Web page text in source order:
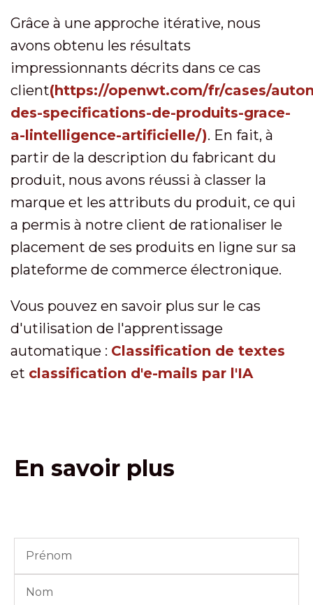
Grâce à une approche itérative, nous
avons obtenu les résultats
impressionnants décrits dans ce cas
client(https://openwt.com/fr/cases/
des-specifications-de-produits-grace-
a-lintelligence-artificielle/). En fait, à
partir de la description du fabricant du
produit, nous avons réussi à classer la
marque et les attributs du produit, ce qui
a permis à notre client de rationaliser le
placement de ses produits en ligne sur sa
plateforme de commerce électronique.
Vous pouvez en savoir plus sur le cas
d'utilisation de l'apprentissage
automatique : Classification de textes
et classification d'e-mails par l'IA
En savoir plus